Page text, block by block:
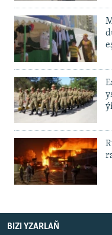
BIZI YZARLAŇ